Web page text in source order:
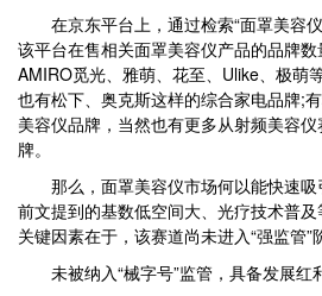
在京东平台上，通过检索“面罩美容
该平台在售相关面罩美容仪产品的品牌
AMIRO觅光、雅萌、花至、Ulike、极萌
也有松下、奥克斯这样的综合家电品牌;
美容仪品牌，当然也有更多从射频美容
牌。
那么，面罩美容仪市场何以能快速吸
前文提到的基数低空间大、光疗技术普
关键因素在于，该赛道尚未进入“强监管”
未被纳入“械字号”监管，具备发展红